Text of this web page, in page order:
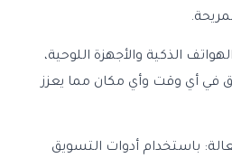
الذكية والأجهزة اللوحية،
في أي وقت وأي مكان مما يعزز
باستخدام أدوات التسويق